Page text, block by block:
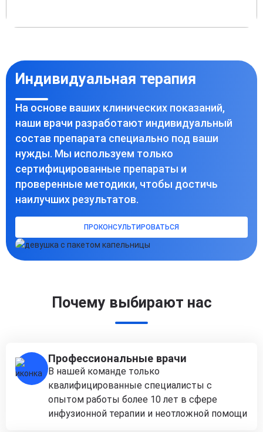
Индивидуальная терапия
На основе ваших клинических показаний,
наши врачи разработают индивидуальный
состав препарата специально под ваши
нужды. Мы используем только
сертифицированные препараты и
проверенные методики, чтобы достичь
наилучших результатов.
ПРОКОНСУЛЬТИРОВАТЬСЯ
Почему выбирают нас
Профессиональные врачи
В нашей команде только
квалифицированные специалисты с
опытом работы более 10 лет в сфере
инфузионной терапии и неотложной помощи